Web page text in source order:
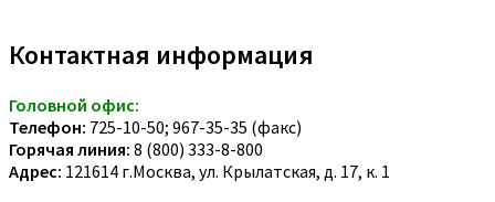
Контактная информация
Головной офис:
Телефон: 725-10-50; 967-35-35 (факс)
Горячая линия: 8 (800) 333-8-800
Адрес: 121614 г.Москва, ул. Крылатская, д. 17, к. 1